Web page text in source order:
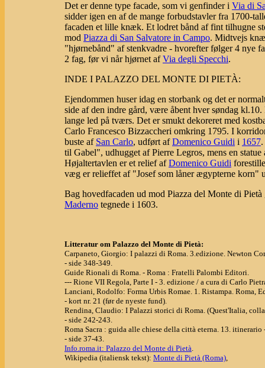
Det er denne type facade, som vi genfinder i Via di
sidder igen en af de mange forbudstavler fra 1700-
facaden et lille knæk. Et lodret bånd af fint tilhugne
mod Piazza di San Salvatore in Campo. Midtvejs
"hjørnebånd" af stenkvadre - hvorefter følger 4 nye
2 fag, før vi når hjørnet afVia degli Specchi.
INDE I PALAZZO DEL MONTE DI PIETÀ:
Ejendommen huser idag en storbank og det er
side af den indre gård, være åbent hver søndag
lange led på tværs. Det er smukt dekoreret med
Carlo Francesco Bizzaccheri omkring 1795. I
buste af San Carlo, udført afDomenico Guidi i 1657
til Gabel", udhugget af Pierre Legros, mens en
Højaltertavlen er et relief afDomenico Guidi
væg er relieffet af "Josef som låner ægypterne korn"
Bag hovedfacaden ud mod Piazza del Monte di
Maderno tegnede i 1603.
Litteratur om Palazzo del Monte di Pietà:
Carpaneto, Giorgio: I palazzi di Roma. 3.edizione. Newton
- side 348-349.
Guide Rionali di Roma. - Roma : Fratelli Palombi Editori.
--- Rione VII Regola, Parte I - 3. edizione / a cura di Carlo
Lanciani, Rodolfo: Forma Urbis Romae. 1. Ristampa. Roma,
- kort nr. 21 (før de nyeste fund).
Rendina, Claudio: I Palazzi storici di Roma. (Quest'Italia,
- side 242-243.
Roma Sacra : guida alle chiese della città eterna. 13.
- side 37-43.
Info.roma.it: Palazzo del Monte di Pietà.
Wikipedia (italiensk tekst): Monte di Pietà (Roma),